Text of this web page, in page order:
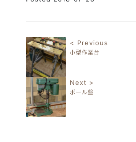
投稿ナビゲーション
< Previous
小型作業台
Next >
ボール盤